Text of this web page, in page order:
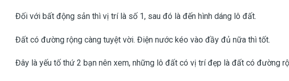
Đối với bất động sản thì vị trí là số 1, sau đó là đến hình dáng lô đất.
Đất có đường rộng càng tuyệt vời. Điện nước kéo vào đầy đủ nữa thì tốt.
Đây là yếu tố thứ 2 bạn nên xem, những lô đất có vị trí đẹp là đất có đường